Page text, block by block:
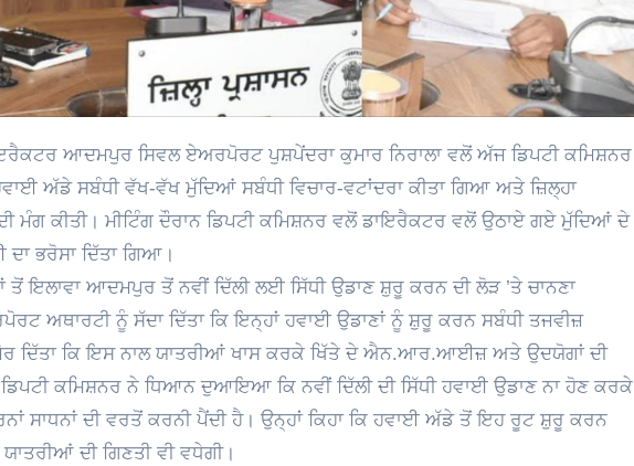
ਅੱਡੇ ਸਬੰਧੀ ਵੱਖ-ਵੱਖ ਮੁੱਦਿਆਂ ਸਬੰਧੀ ਵਿਚਾਰ-ਵਟਾਂਦਰਾ ਕੀਤਾ ਗਿਆ ਅਤੇ ਜ਼ਿਲ੍ਹਾ
ਮੰਗ ਕੀਤੀ। ਮੀਟਿੰਗ ਦੌਰਾਨ ਡਿਪਟੀ ਕਮਿਸ਼ਨਰ ਵਲੋਂ ਡਾਇਰੈਕਟਰ ਵਲੋਂ ਉਠਾਏ ਗਏ ਮੁੱਦਿਆਂ ਦੇ
ਭਰੋਸਾ ਦਿੱਤਾ ਗਿਆ।
ਤੋਂ ਇਲਾਵਾ ਆਦਮਪੁਰ ਤੋਂ ਨਵੀਂ ਦਿੱਲੀ ਲਈ ਸਿੱਧੀ ਉਡਾਣ ਸ਼ੁਰੂ ਕਰਨ ਦੀ ਲੋੜ ’ਤੇ ਚਾਨਣਾ
ਅਥਾਰਟੀ ਨੂੰ ਸੱਦਾ ਦਿੱਤਾ ਕਿ ਇਨ੍ਹਾਂ ਹਵਾਈ ਉਡਾਣਾਂ ਨੂੰ ਸ਼ੁਰੂ ਕਰਨ ਸਬੰਧੀ ਤਜਵੀਜ਼
ਦਿੱਤਾ ਕਿ ਇਸ ਨਾਲ ਯਾਤਰੀਆਂ ਖਾਸ ਕਰਕੇ ਖਿੱਤੇ ਦੇ ਐਨ.ਆਰ.ਆਈਜ਼ ਅਤੇ ਉਦਯੋਗਾਂ ਦੀ
ਕਮਿਸ਼ਨਰ ਨੇ ਧਿਆਨ ਦੁਆਇਆ ਕਿ ਨਵੀਂ ਦਿੱਲੀ ਦੀ ਸਿੱਧੀ ਹਵਾਈ ਉਡਾਣ ਨਾ ਹੋਣ ਕਰਕੇ
ਸਾਧਨਾਂ ਦੀ ਵਰਤੋਂ ਕਰਨੀ ਪੈਂਦੀ ਹੈ। ਉਨ੍ਹਾਂ ਕਿਹਾ ਕਿ ਹਵਾਈ ਅੱਡੇ ਤੋਂ ਇਹ ਰੂਟ ਸ਼ੁਰੂ ਕਰਨ
ਦੀ ਗਿਣਤੀ ਵੀ ਵਧੇਗੀ।